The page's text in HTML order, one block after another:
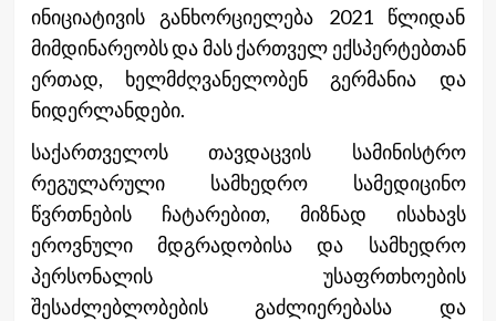
ინიციატივის განხორციელება 2021 წლიდან
მიმდინარეობს და მას ქართველ ექსპერტებთან
ერთად, ხელმძღვანელობენ გერმანია და
ნიდერლანდები.
საქართველოს თავდაცვის სამინისტრო
რეგულარული სამხედრო სამედიცინო
წვრთნების ჩატარებით, მიზნად ისახავს
ეროვნული მდგრადობისა და სამხედრო
პერსონალის უსაფრთხოების
შესაძლებლობების გაძლიერებასა და